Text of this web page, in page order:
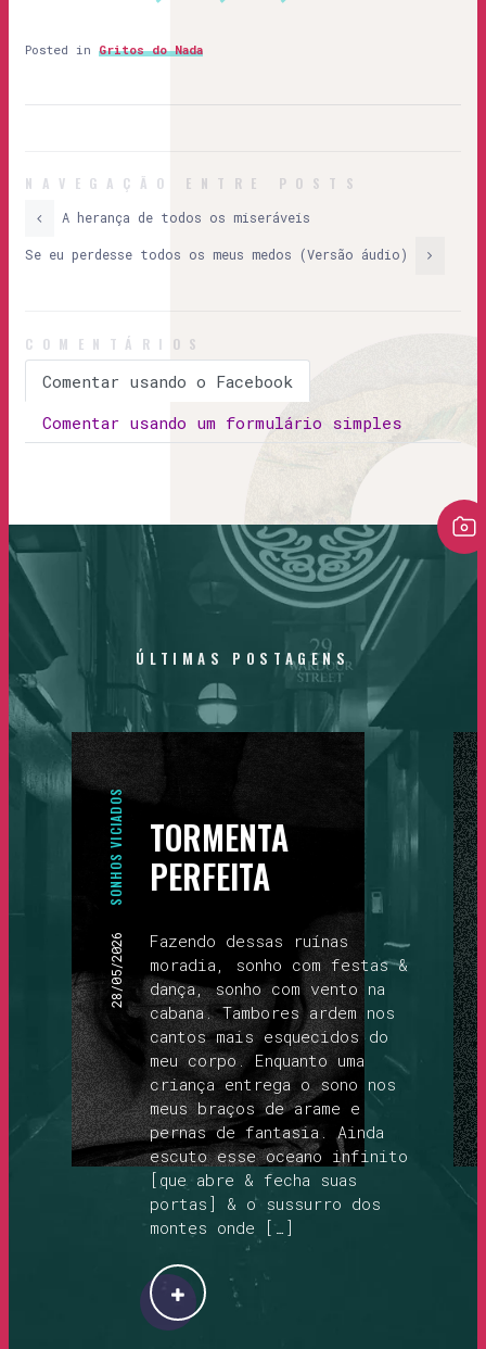
Posted in Gritos do Nada
NAVEGAÇÃO ENTRE POSTS
A herança de todos os miseráveis
Se eu perdesse todos os meus medos (Versão áudio)
COMENTÁRIOS
Comentar usando o Facebook
Comentar usando um formulário simples
ÚLTIMAS POSTAGENS
28/05/2026
SONHOS VICIADOS TORMENTA
PERFEITA
Fazendo dessas ruínas
moradia, sonho com festas &
dança, sonho com vento na
cabana. Tambores ardem nos
cantos mais esquecidos do
meu corpo. Enquanto uma
criança entrega o sono nos
meus braços de arame e
pernas de fantasia. Ainda
escuto esse oceano infinito
[que abre & fecha suas
portas] & o sussurro dos
montes onde […]